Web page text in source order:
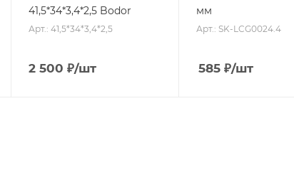
41,5*34*3,4*2,5 Bodor
Арт.: 41,5*34*3,4*2,5
2 500 ₽/шт
мм
Арт.: SK-LCG0024.4
585 ₽/шт